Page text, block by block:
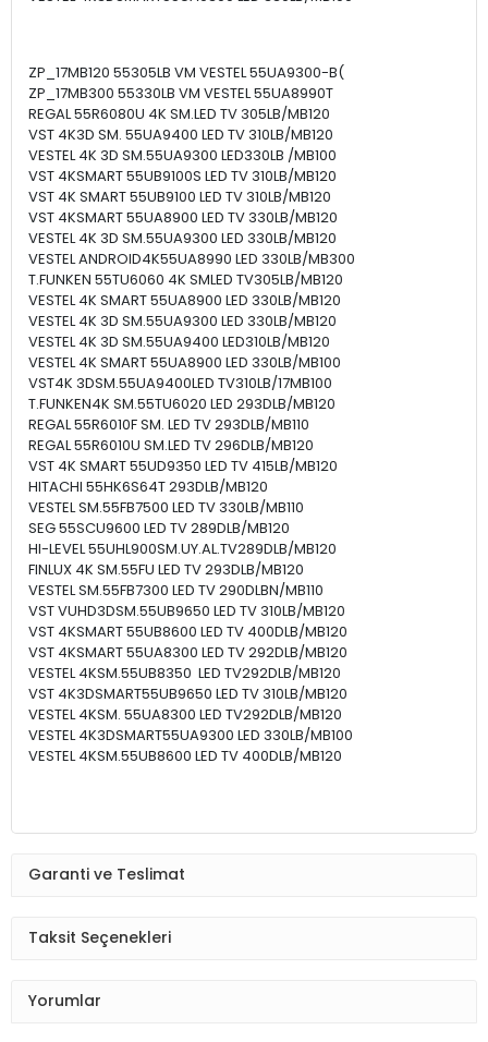
ZP_17MB120 55305LB VM VESTEL 55UA9300-B(
ZP_17MB300 55330LB VM VESTEL 55UA8990T
REGAL 55R6080U 4K SM.LED TV 305LB/MB120
VST 4K3D SM. 55UA9400 LED TV 310LB/MB120
VESTEL 4K 3D SM.55UA9300 LED330LB /MB100
VST 4KSMART 55UB9100S LED TV 310LB/MB120
VST 4K SMART 55UB9100 LED TV 310LB/MB120
VST 4KSMART 55UA8900 LED TV 330LB/MB120
VESTEL 4K 3D SM.55UA9300 LED 330LB/MB120
VESTEL ANDROID4K55UA8990 LED 330LB/MB300
T.FUNKEN 55TU6060 4K SMLED TV305LB/MB120
VESTEL 4K SMART 55UA8900 LED 330LB/MB120
VESTEL 4K 3D SM.55UA9300 LED 330LB/MB120
VESTEL 4K 3D SM.55UA9400 LED310LB/MB120
VESTEL 4K SMART 55UA8900 LED 330LB/MB100
VST4K 3DSM.55UA9400LED TV310LB/17MB100
T.FUNKEN4K SM.55TU6020 LED 293DLB/MB120
REGAL 55R6010F SM. LED TV 293DLB/MB110
REGAL 55R6010U SM.LED TV 296DLB/MB120
VST 4K SMART 55UD9350 LED TV 415LB/MB120
HITACHI 55HK6S64T 293DLB/MB120
VESTEL SM.55FB7500 LED TV 330LB/MB110
SEG 55SCU9600 LED TV 289DLB/MB120
HI-LEVEL 55UHL900SM.UY.AL.TV289DLB/MB120
FINLUX 4K SM.55FU LED TV 293DLB/MB120
VESTEL SM.55FB7300 LED TV 290DLBN/MB110
VST VUHD3DSM.55UB9650 LED TV 310LB/MB120
VST 4KSMART 55UB8600 LED TV 400DLB/MB120
VST 4KSMART 55UA8300 LED TV 292DLB/MB120
VESTEL 4KSM.55UB8350 LED TV292DLB/MB120
VST 4K3DSMART55UB9650 LED TV 310LB/MB120
VESTEL 4KSM. 55UA8300 LED TV292DLB/MB120
VESTEL 4K3DSMART55UA9300 LED 330LB/MB100
VESTEL 4KSM.55UB8600 LED TV 400DLB/MB120
Garanti ve Teslimat
Taksit Seçenekleri
Yorumlar